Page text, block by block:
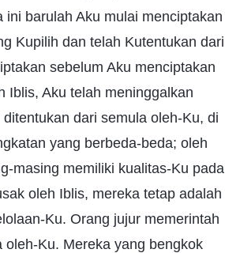
barulah Aku mulai menciptakan
Kupilih dan telah Kutentukan dari
sebelum Aku menciptakan
Iblis, Aku telah meninggalkan
dari semula oleh-Ku, di
yang berbeda-beda; oleh
masing memiliki kualitas-Ku pada
oleh Iblis, mereka tetap adalah
Ku. Orang jujur memerintah
Ku. Mereka yang bengkok